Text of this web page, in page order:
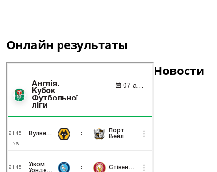
Онлайн результаты
Новости